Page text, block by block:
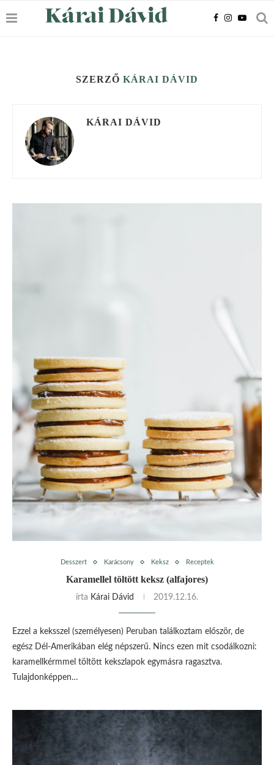
SZERZŐ KÁRAI DÁVID
KÁRAI DÁVID
Desszert Karácsony Keksz Receptek
Karamellel töltött keksz (alfajores)
írta Kárai Dávid 2019.12.16.
Ezzel a keksszel (személyesen) Peruban találkoztam először, de
egész Dél-Amerikában elég népszerű. Nincs ezen mit csodálkozni:
karamellkérmmel töltött kekszlapok egymásra ragasztva.
Tulajdonképpen…